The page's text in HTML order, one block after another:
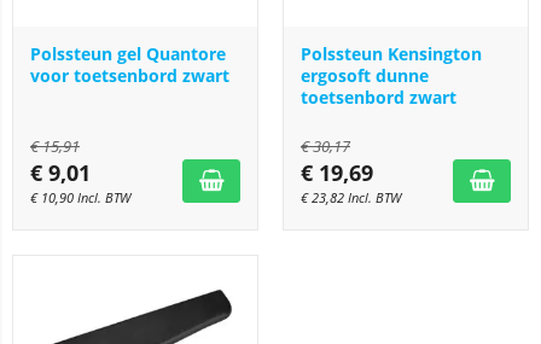
Polssteun gel Quantore
voor toetsenbord zwart
€15,91
€ 9,01
€ 10,90 Incl. BTW
Polssteun Kensington
ergosoft dunne
toetsenbord zwart
€30,17
€ 19,69
€23,82 Incl. BTW